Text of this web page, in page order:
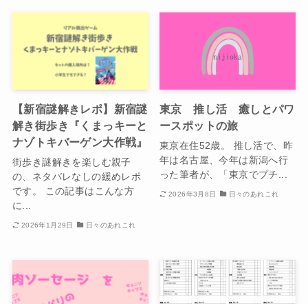
【新宿謎解きレポ】新宿謎
解き街歩き『くまっキーと
ナゾトキバーゲン大作戦』
街歩き謎解きを楽しむ親子
の、ネタバレなしの緩めレポ
です。 この記事はこんな方
に...
2026年1月29日 日々のあれこれ
東京 推し活 癒しとパワ
ースポットの旅
東京在住52歳。 推し活で、昨
年は名古屋、今年は新潟へ行
った筆者が、「東京でプチ...
2026年3月8日 日々のあれこれ